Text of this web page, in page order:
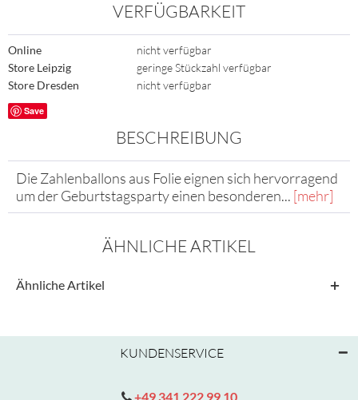
VERFÜGBARKEIT
Online
nicht verfügbar
Store Leipzig
geringe Stückzahl verfügbar
Store Dresden
nicht verfügbar
Save
BESCHREIBUNG
Die Zahlenballons aus Folie eignen sich hervorragend
um der Geburtstagsparty einen besonderen... [mehr]
ÄHNLICHE ARTIKEL
Ähnliche Artikel
KUNDENSERVICE
+49 341 222 99 10